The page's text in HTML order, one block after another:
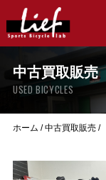
中古買取販売
USED BICYCLES
ホーム /中古買取販売/